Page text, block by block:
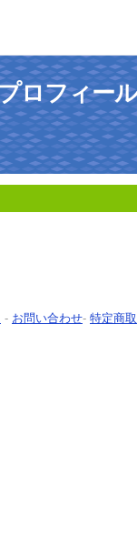
ロフィール
- お問い合わせ- 特定商